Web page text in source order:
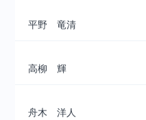
平野 竜清
高柳 輝
舟木 洋人